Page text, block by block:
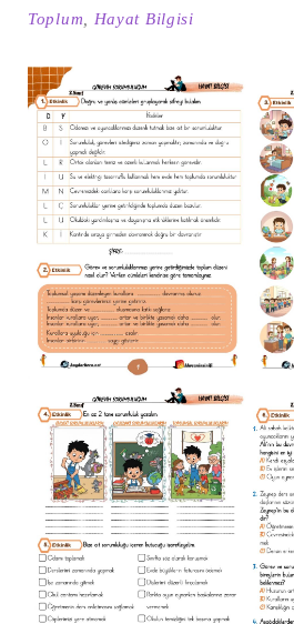
Şu
kelime
için
arama
sonuçları:
Toplum
Hayat Bilgisi